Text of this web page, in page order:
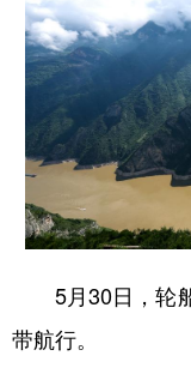
5月30日，轮船
带航行。